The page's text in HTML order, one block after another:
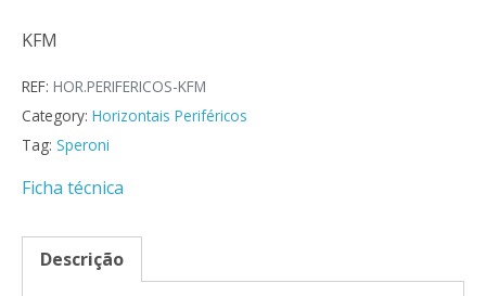
KFM
REF: HOR.PERIFERICOS-KFM
Category: Horizontais Periféricos
Tag: Speroni
Ficha técnica
Descrição